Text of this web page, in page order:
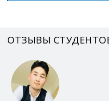
ОТЗЫВЫ